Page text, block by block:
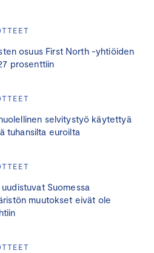
osuus First North -yhtiöiden
prosenttiin
selvitystyö käytettyä
tuhansilta euroilta
Suomessa
muutokset eivät ole